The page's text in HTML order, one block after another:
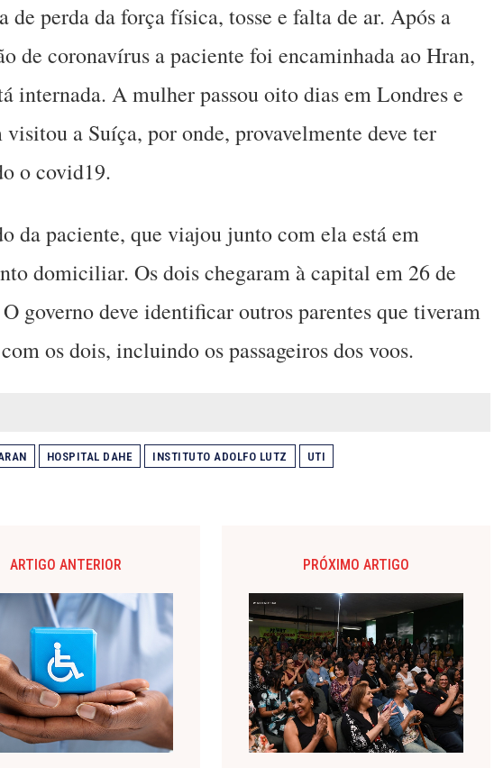
de perda da força física, tosse e falta de ar. Após a
de coronavírus a paciente foi encaminhada ao Hran,
internada. A mulher passou oito dias em Londres e
visitou a Suíça, por onde, provavelmente deve ter
o covid19.
da paciente, que viajou junto com ela está em
domiciliar. Os dois chegaram à capital em 26 de
governo deve identificar outros parentes que tiveram
os dois, incluindo os passageiros dos voos.
HOSPITAL DAHE INSTITUTO ADOLFO LUTZ UTI
ARTIGO ANTERIOR PRÓXIMO ARTIGO